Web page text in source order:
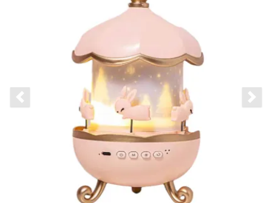
Previous slide